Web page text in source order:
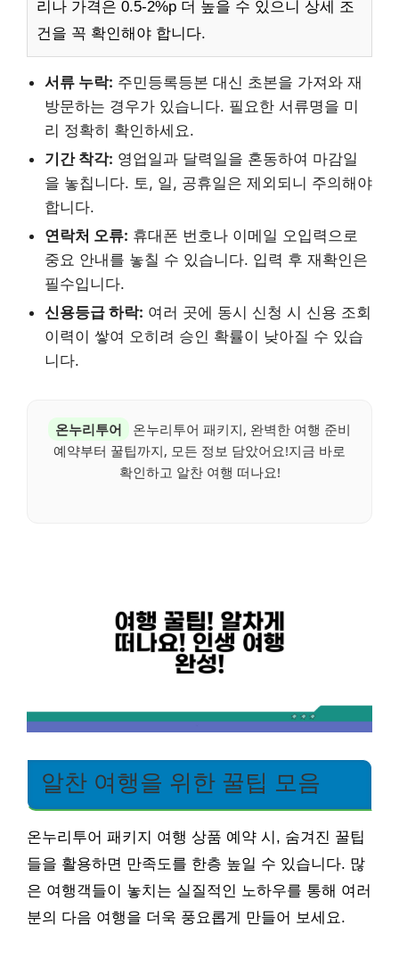
리나 가격은 0.5-2%p 더 높을 수 있으니 상세 조
건을 꼭 확인해야 합니다.
서류 누락: 주민등록등본 대신 초본을 가져와 재
방문하는 경우가 있습니다. 필요한 서류명을 미
리 정확히 확인하세요.
기간 착각: 영업일과 달력일을 혼동하여 마감일
을 놓칩니다. 토, 일, 공휴일은 제외되니 주의해야
합니다.
연락처 오류: 휴대폰 번호나 이메일 오입력으로
중요 안내를 놓칠 수 있습니다. 입력 후 재확인은
필수입니다.
신용등급 하락: 여러 곳에 동시 신청 시 신용 조회
이력이 쌓여 오히려 승인 확률이 낮아질 수 있습
니다.
온누리투어
온누리투어 패키지, 완벽한 여행 준비
예약부터 꿀팁까지, 모든 정보 담았어요!지금 바로
확인하고 알찬 여행 떠나요!
알찬 여행을 위한 꿀팁 모음
온누리투어 패키지 여행 상품 예약 시, 숨겨진 꿀팁
들을 활용하면 만족도를 한층 높일 수 있습니다. 많
은 여행객들이 놓치는 실질적인 노하우를 통해 여러
분의 다음 여행을 더욱 풍요롭게 만들어 보세요.